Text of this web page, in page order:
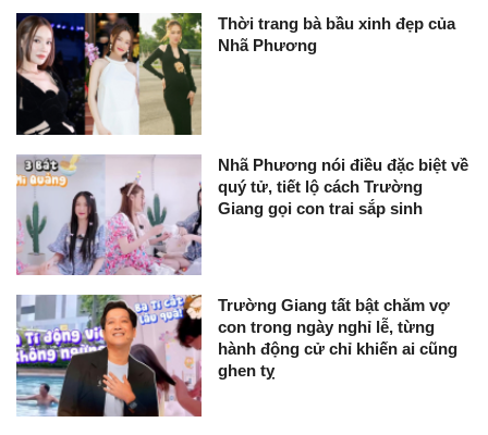
Thời trang bà bầu xinh đẹp của
Nhã Phương
Nhã Phương nói điều đặc biệt về
quý tử, tiết lộ cách Trường
Giang gọi con trai sắp sinh
Trường Giang tất bật chăm vợ
con trong ngày nghỉ lễ, từng
hành động cử chỉ khiến ai cũng
ghen tỵ